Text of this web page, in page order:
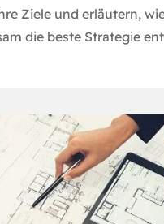
Ziele und erläutern,
die beste Strategie